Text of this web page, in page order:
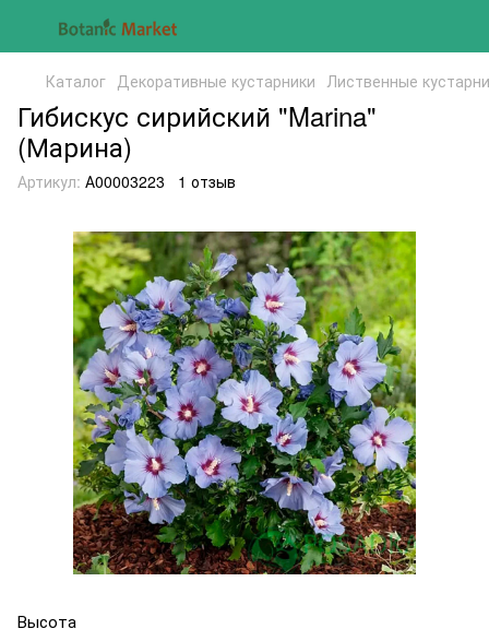
Каталог Декоративные кустарники Лиственные
Гибискус сирийский "Marina"
(Марина)
Артикул: А00003223 1 отзыв
Высота